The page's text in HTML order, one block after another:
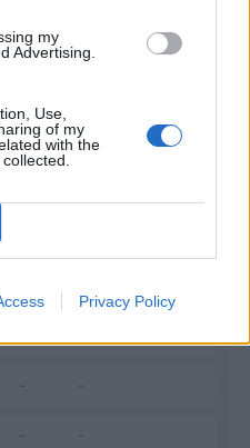
my
Advertising.
Use,
of my
with the
Privacy Policy